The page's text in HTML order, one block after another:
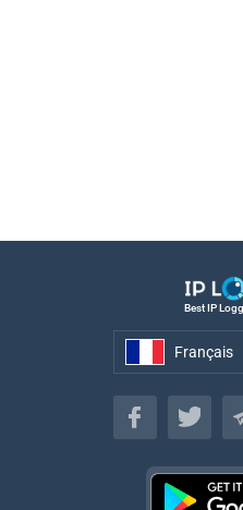
Best IP
Français
Français